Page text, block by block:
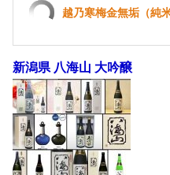
越乃寒梅金無垢（純
新潟県 八海山 大吟醸